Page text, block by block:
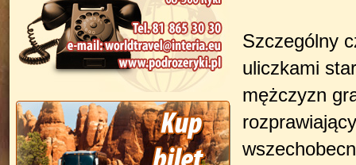
Szczególny
uliczkami
mężczyzn